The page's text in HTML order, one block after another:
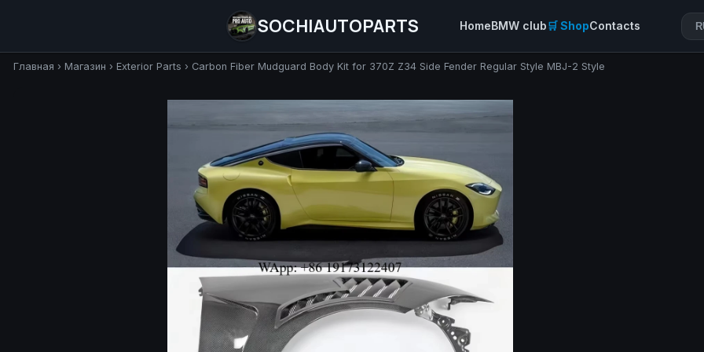
SOCHIAUTOPARTS HomeBMW club🛒 ShopContacts
Главная › Магазин › Exterior Parts › Carbon Fiber Mudguard Body Kit for 370Z Z34 Side Fender Regular Style MBJ-2 Style